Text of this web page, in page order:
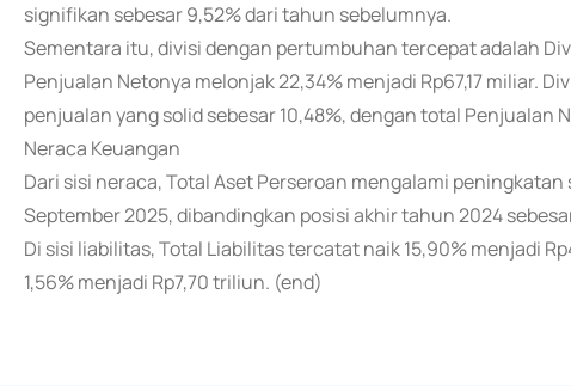
signifikan sebesar 9,52% dari tahun sebelumnya.
Sementara itu, divisi dengan pertumbuhan tercepat adalah
Penjualan Netonya melonjak 22,34% menjadi Rp67,17 miliar.
penjualan yang solid sebesar 10,48%, dengan total Penjualan
Neraca Keuangan
Dari sisi neraca, Total Aset Perseroan mengalami
September 2025, dibandingkan posisi akhir tahun 2024
Di sisi liabilitas, Total Liabilitas tercatat naik 15,90% menjadi
1,56% menjadi Rp7,70 triliun. (end)